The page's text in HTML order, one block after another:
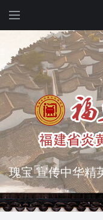
突出海西特色 报
今用 力求雅俗共
弘扬优秀文化 振